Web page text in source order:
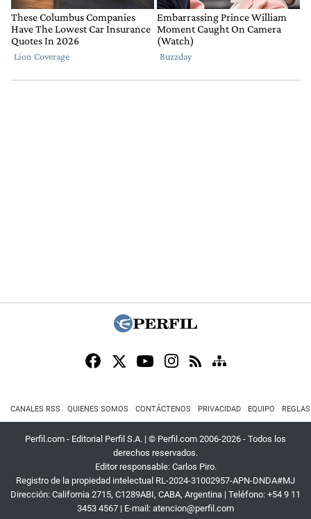
CANALES RSS QUIENES SOMOS CONTÁCTENOS PRIVACIDAD EQUIPO
Perfil.com - Editorial Perfil S.A. | © Perfil.com 2006-2026 - Todos los
derechos reservados.
Editor responsable: Carlos Piro.
Registro de la propiedad intelectual RL-2024-31002957-APN-DNDA#MJ
Dirección: California 2715, C1289ABI, CABA, Argentina | Teléfono: +54 9 11
3453 4567 | E-mail: atencion@perfil.com